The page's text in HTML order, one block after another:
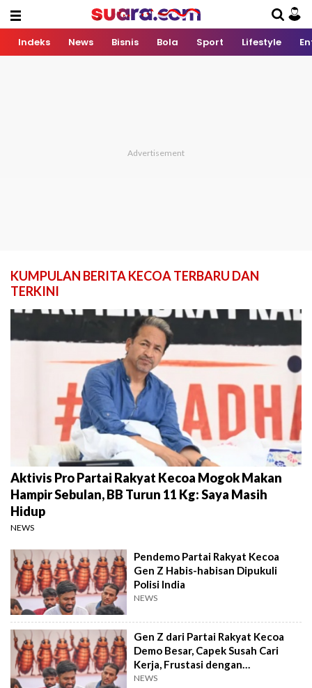
Indeks News Bisnis Bola Sport Lifestyle
KUMPULAN BERITA KECOA TERBARU DAN
TERKINI
Aktivis Pro Partai Rakyat Kecoa Mogok Makan
Hampir Sebulan, BB Turun 11 Kg: Saya Masih
Hidup
NEWS
Pendemo Partai Rakyat Kecoa
Gen Z Habis-habisan Dipukuli
Polisi India
NEWS
Gen Z dari Partai Rakyat Kecoa
Demo Besar, Capek Susah Cari
Kerja, Frustasi dengan
Pemerintah India
NEWS